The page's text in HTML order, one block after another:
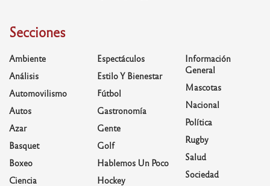
Secciones
Ambiente
Análisis
Automovilismo
Autos
Azar
Basquet
Boxeo
Ciencia
Espectáculos
Estilo Y Bienestar
Fútbol
Gastronomía
Gente
Golf
Hablemos Un Poco
Hockey
Información
General
Mascotas
Nacional
Política
Rugby
Salud
Sociedad